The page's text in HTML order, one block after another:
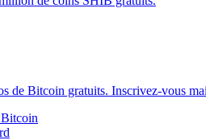
de Bitcoin gratuits. Inscrivez-vous
Bitcoin